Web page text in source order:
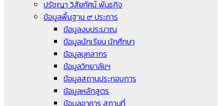
ปรัชญา วิสัยทัศน์ พันธกิจ
ข้อมูลพื้นฐาน ๙ ประการ
ข้อมูลงบประมาณ
ข้อมูลนักเรียน นักศึกษา
ข้อมูลบุคลากร
ข้อมูลวิทยาลัยฯ
ข้อมูลสถานประกอบการ
ข้อมูลหลักสูตร
ข้อมูลอาคาร สถานที่